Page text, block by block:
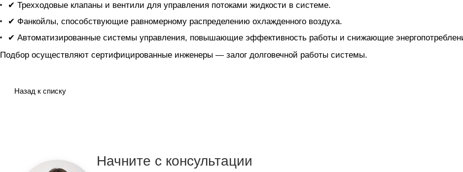
✔ Трехходовые клапаны и вентили для управления потоками жидкости в системе.
✔ Фанкойлы, способствующие равномерному распределению охлажденного воздуха.
✔ Автоматизированные системы управления, повышающие эффективность работы и снижающие
Подбор осуществляют сертифицированные инженеры — залог долговечной работы системы.
Назад к списку
Начните с консультации